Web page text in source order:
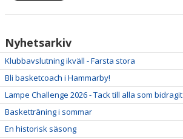
Nyhetsarkiv
Klubbavslutning ikväll - Farsta stora
Bli basketcoach i Hammarby!
Lampe Challenge 2026 - Tack till alla som bidragit
Basketträning i sommar
En historisk säsong